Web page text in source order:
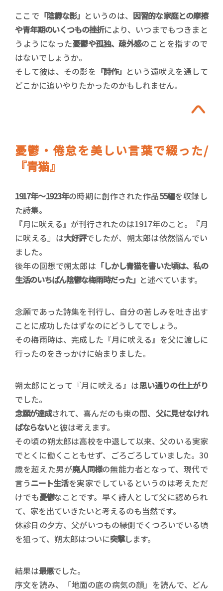
ここで 「陰欝な影」 というのは、 因習的な家庭との摩擦
や青年期のいくつもの挫折により、いつまでもつきまと
うようになった憂鬱や孤独、疎外感のことを指すので
はないでしょうか。
そして彼は、その影を 「詩作」 という遠吠えを通して
どこかに追いやりたかったのかもしれません。
憂鬱・倦怠を美しい言葉で綴った/
『青猫』
1917年～1923年の時期に創作された作品55編を収録し
た詩集。
『月に吠える』が刊行されたのは1917年のこと。『月
に吠える』は大好評でしたが、朔太郎は依然悩んでい
ました。
後年の回想で朔太郎は 「しかし青猫を書いた頃は、私の
生活のいちばん陰鬱な梅雨時だった」 と述べています。
念願であった詩集を刊行し、自分の苦しみを吐き出す
ことに成功したはずなのにどうしてでしょう。
その梅雨時は、完成した『月に吠える』を父に渡しに
行ったのをきっかけに始まりました。
朔太郎にとって『月に吠える』は思い通りの仕上がり
でした。
念願が達成されて、喜んだのも束の間、 父に見せなけれ
ばならないと彼は考えます。
その頃の朔太郎は高校を中退して以来、父のいる実家
でとくに働くこともせず、ごろごろしていました。30
歳を超えた男が廃人同様の無能力者となって、現代で
言うニート生活を実家でしているというのは考えただ
けでも憂鬱なことです。早く詩人として父に認められ
て、家を出ていきたいと考えるのも当然です。
休診日の夕方、父がいつもの縁側でくつろいでいる頃
を狙って、朔太郎はついに突撃します。
結果は最悪でした。
序文を読み、「地面の底の病気の顔」を読んで、どん